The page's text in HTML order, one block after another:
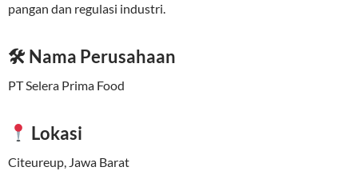
pangan dan regulasi industri.
🛠 Nama Perusahaan
PT Selera Prima Food
Lokasi
Citeureup, Jawa Barat